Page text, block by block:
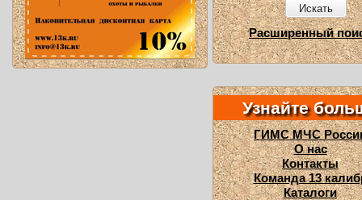
Искать
Расширенный
Узнайте
ГИМС МЧС
О нас
Контакты
Команда 13
Каталоги